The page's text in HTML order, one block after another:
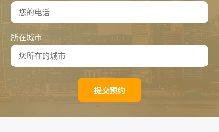
所在城市
提交预约